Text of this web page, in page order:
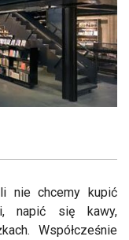
nie chcemy kupić
napić się kawy,
Współcześnie